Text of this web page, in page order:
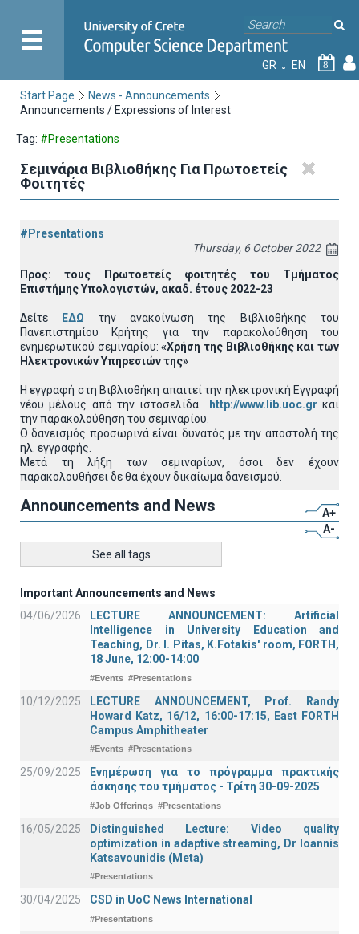
GR EN 8
Start Page
News - Announcements
Announcements / Expressions of Interest
Tag: #Presentations
Σεμινάρια Βιβλιοθήκης Για Πρωτοετείς
Φοιτητές
#Presentations
Thursday, 6 October 2022
Προς: τους Πρωτοετείς φοιτητές του Τμήματος
Επιστήμης Υπολογιστών, ακαδ. έτους 2022-23
Δείτε ΕΔΩ την ανακοίνωση της Βιβλιοθήκης του
Πανεπιστημίου Κρήτης για την παρακολούθηση του
ενημερωτικού σεμιναρίου:«Χρήση της Βιβλιοθήκης και των
Ηλεκτρονικών Υπηρεσιών της»
Η εγγραφή στη Βιβλιοθήκη απαιτεί την ηλεκτρονική Eγγραφή
νέου μέλους από την ιστοσελίδα
http://www.lib.uoc.gr και
την παρακολούθηση του σεμιναρίου.
Ο δανεισμός προσωρινά είναι δυνατός με την αποστολή της
ηλ. εγγραφής.
Μετά τη λήξη των σεμιναρίων, όσοι δεν έχουν
παρακολουθήσει δε θα έχουν δικαίωμα δανεισμού.
Announcements and News
A+
A-
See all tags
Important Announcements and News
04/06/2026
LECTURE ANNOUNCEMENT: Artificial
Intelligence in University Education and
Teaching, Dr. I. Pitas, K.Fotakis' room, FORTH,
18 June, 12:00-14:00
#Events #Presentations
10/12/2025
LECTURE ANNOUNCEMENT, Prof. Randy
Howard Katz, 16/12, 16:00-17:15, East FORTH
Campus Amphitheater
#Events #Presentations
25/09/2025
Ενημέρωση για το πρόγραμμα πρακτικής
άσκησης του τμήματος - Τρίτη 30-09-2025
#Job Offerings #Presentations
16/05/2025
Distinguished Lecture: Video quality
optimization in adaptive streaming, Dr Ioannis
Katsavounidis (Meta)
#Presentations
30/04/2025 CSD in UoC News International
#Presentations